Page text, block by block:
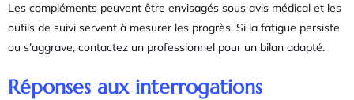
Les compléments peuvent être envisagés sous avis médical et les
outils de suivi servent à mesurer les progrès. Si la fatigue persiste
ou s’aggrave, contactez un professionnel pour un bilan adapté.
Réponses aux interrogations